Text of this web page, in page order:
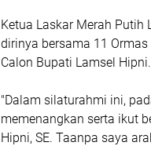
Ketua Laskar Merah Putih
dirinya bersama 11
Calon Bupati Lamsel Hipni.
"Dalam silaturahmi ini,
memenangkan serta ikut
Hipni, SE. Taanpa saya